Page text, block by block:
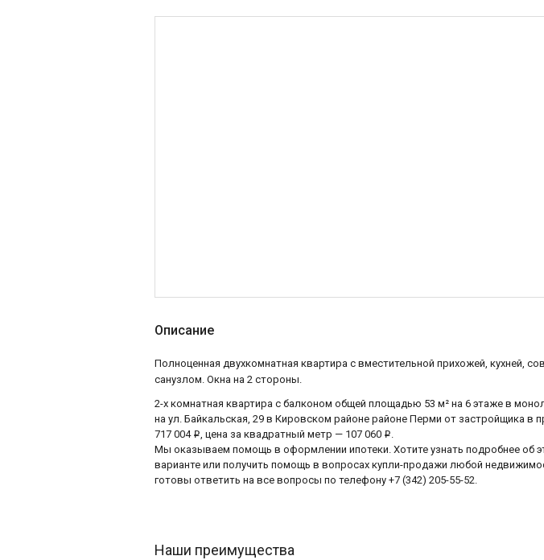
Описание
Полноценная двухкомнатная квартира с вместительной прихожей, кухней,
санузлом. Окна на 2 стороны.
2-х комнатная квартира с балконом общей площадью 53 м² на 6 этаже в
на ул. Байкальская, 29 в Кировском районе районе Перми от застройщика в
717 004 i, цена за квадратный метр — 107 060 i.
Мы оказываем помощь в оформлении ипотеки. Хотите узнать подробнее об
варианте или получить помощь в вопросах купли-продажи любой
готовы ответить на все вопросы по телефону +7 (342) 205-55-52.
Наши преимущества